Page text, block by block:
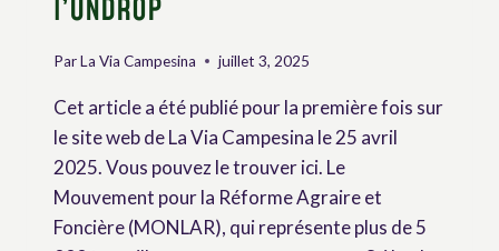
l’UNDROP
ParLa Via Campesina juillet 3, 2025
Cet article a été publié pour la première fois sur
le site web de La Via Campesina le 25 avril
2025. Vous pouvez le trouver ici. Le
Mouvement pour la Réforme Agraire et
Foncière (MONLAR), qui représente plus de 5